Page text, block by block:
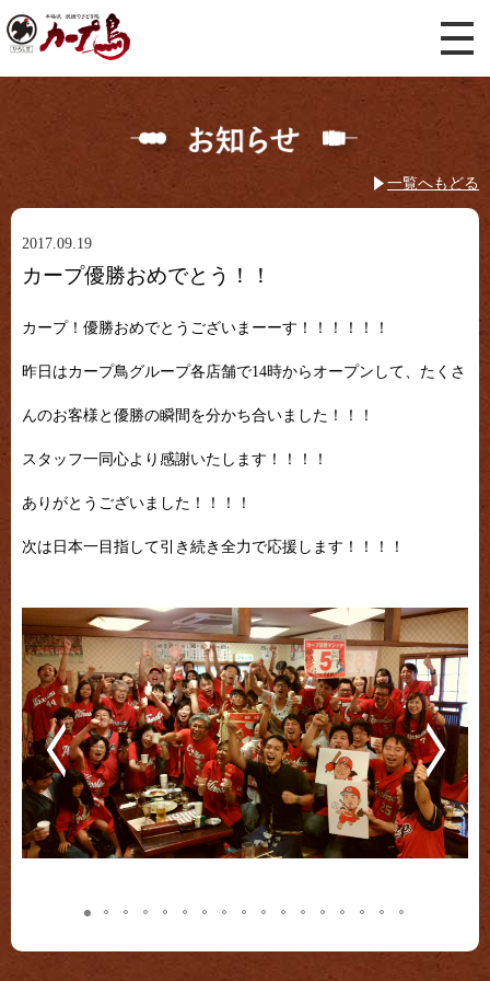
一覧へもどる
2017.09.19
カープ優勝おめでとう！！
カープ！優勝おめでとうございまーーす！！！！！！
昨日はカープ鳥グループ各店舗で14時からオープンして、たくさ
んのお客様と優勝の瞬間を分かち合いました！！！
スタッフ一同心より感謝いたします！！！！
ありがとうございました！！！！
次は日本一目指して引き続き全力で応援します！！！！